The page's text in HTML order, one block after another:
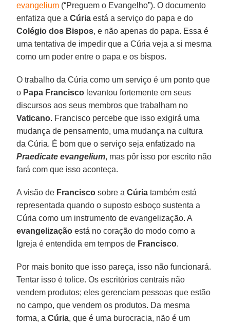
evangelium (“Preguem o Evangelho”). O documento
enfatiza que aCúria está a serviço do papa e do
Colégio dos Bispos, e não apenas do papa. Essa é
uma tentativa de impedir que a Cúria veja a si mesma
como um poder entre o papa e os bispos.
O trabalho da Cúria como um serviço é um ponto que
o Papa Francisco levantou fortemente em seus
discursos aos seus membros que trabalham no
Vaticano. Francisco percebe que isso exigirá uma
mudança de pensamento, uma mudança na cultura
da Cúria. É bom que o serviço seja enfatizado na
Praedicate evangelium, mas pôr isso por escrito não
fará com que isso aconteça.
A visão de Francisco sobre aCúria também está
representada quando o suposto esboço sustenta a
Cúria como um instrumento de evangelização. A
evangelização está no coração do modo como a
Igreja é entendida em tempos de Francisco.
Por mais bonito que isso pareça, isso não funcionará.
Tentar isso é tolice. Os escritórios centrais não
vendem produtos; eles gerenciam pessoas que estão
no campo, que vendem os produtos. Da mesma
forma, aCúria, que é uma burocracia, não é um